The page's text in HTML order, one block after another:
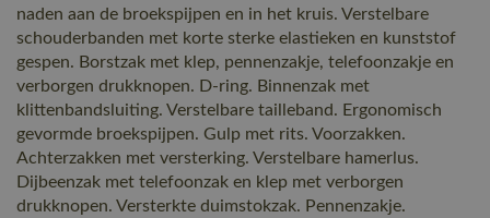
naden aan de broekspijpen en in het kruis. Verstelbare
schouderbanden met korte sterke elastieken en kunststof
gespen. Borstzak met klep, pennenzakje, telefoonzakje en
verborgen drukknopen. D-ring. Binnenzak met
klittenbandsluiting. Verstelbare tailleband. Ergonomisch
gevormde broekspijpen. Gulp met rits. Voorzakken.
Achterzakken met versterking. Verstelbare hamerlus.
Dijbeenzak met telefoonzak en klep met verborgen
drukknopen. Versterkte duimstokzak. Pennenzakje.